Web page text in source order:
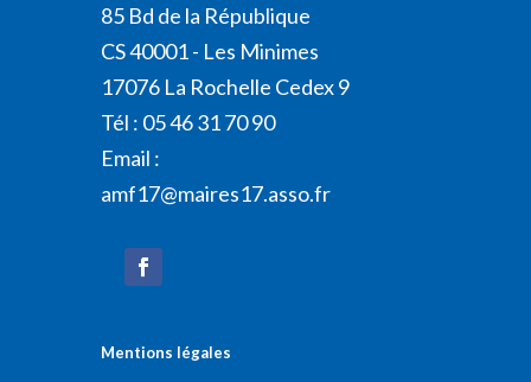
85 Bd de la République
CS 40001 - Les Minimes
17076 La Rochelle Cedex 9
Tél : 05 46 31 70 90
Email :
amf17@maires17.asso.fr
Mentions légales